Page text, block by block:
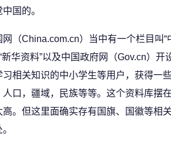
国的。
网（China.com.cn）当中有一个栏目叫
新华资料”以及中国政府网（Gov.cn）开
习相关知识的中小学生等用户，获得一
人口，疆域，民族等等。这个资料库摆
高。但这里面确实存有国旗、国徽等相